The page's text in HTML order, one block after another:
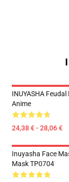
INUYASHA Feudal
Anime
24,38 € - 28,06 €
Inuyasha Face
Mask TP0704